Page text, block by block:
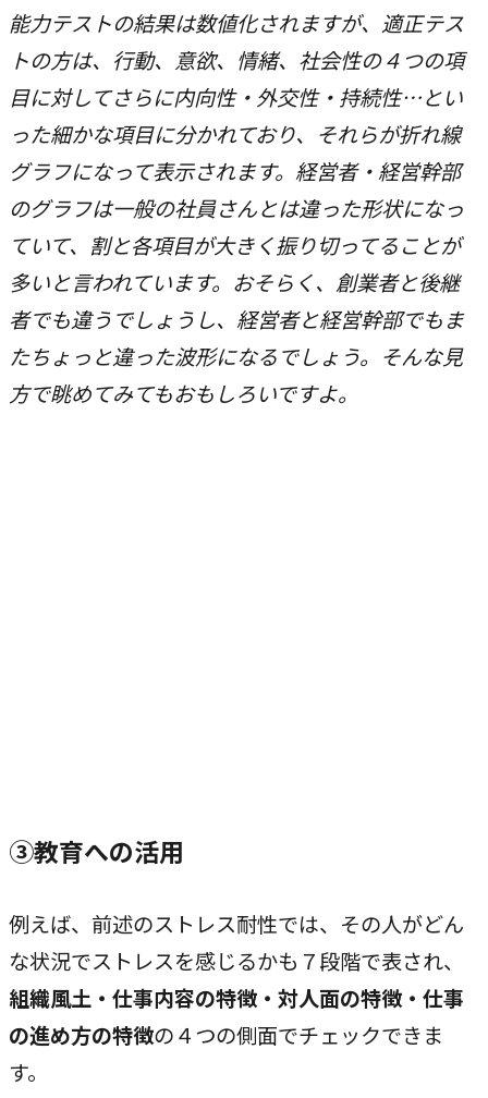
能力テストの結果は数値化されますが、適正テス
トの方は、行動、意欲、情緒、社会性の４つの項
目に対してさらに内向性・外交性・持続性…とい
った細かな項目に分かれており、それらが折れ線
グラフになって表示されます。経営者・経営幹部
のグラフは一般の社員さんとは違った形状になっ
ていて、割と各項目が大きく振り切ってることが
多いと言われています。おそらく、創業者と後継
者でも違うでしょうし、経営者と経営幹部でもま
たちょっと違った波形になるでしょう。そんな見
方で眺めてみてもおもしろいですよ。
③教育への活用
例えば、前述のストレス耐性では、その人がどん
な状況でストレスを感じるかも７段階で表され、
組織風土・仕事内容の特徴・対人面の特徴・仕事
の進め方の特徴の４つの側面でチェックできま
す。